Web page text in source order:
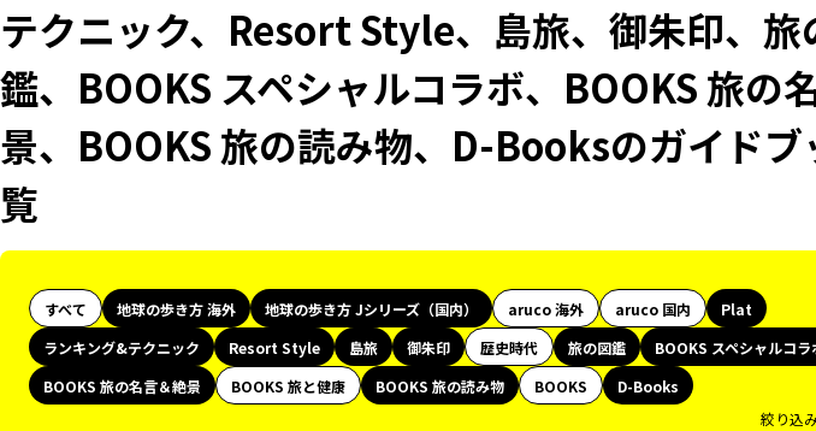
テクニック、Resort Style、島旅、御朱印、旅
鑑、BOOKS スペシャルコラボ、BOOKS 旅の
景、BOOKS 旅の読み物、D-Booksのガイドブ
覧
すべて 地球の歩き方 海外 地球の歩き方 Jシリーズ（国内） aruco 海外 aruco 国内
Plat
ランキング&テクニック
Resort Style 島旅 御朱印 歴史時代 旅の図鑑
BOOKS スペシャルコラ
BOOKS 旅の名言＆絶景
BOOKS 旅と健康 BOOKS 旅の読み物 BOOKS
D-Books
絞り込